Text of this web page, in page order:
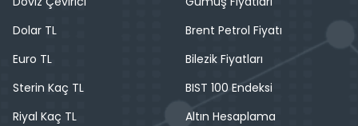
Dolar TL
Euro TL
Sterin Kaç TL
Riyal Kaç TL
Brent Petrol Fiyatı
Bilezik Fiyatları
BIST 100 Endeksi
Altın Hesaplama